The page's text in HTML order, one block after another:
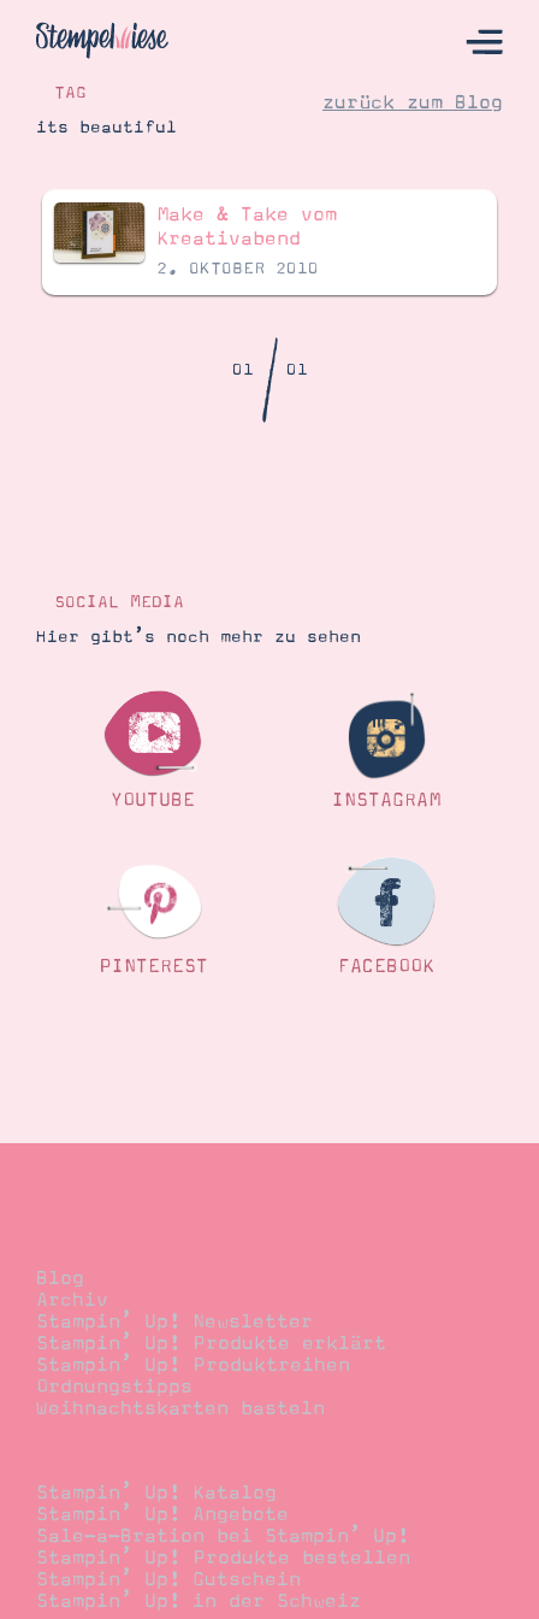
Hier Starten
Katalog
Bestellen
Gutscheine
Produkte erklärt
Über mich
Ordnungstipps
TAG
its beautiful
zurück zum Blog
Make & Take vom
Kreativabend
2. OKTOBER 2010
01/01
SOCIAL MEDIA
Hier gibt’s noch mehr zu sehen
YOUTUBE INSTAGRAM
PINTEREST FACEBOOK
Blog
Archiv
Stampin’ Up! Newsletter
Stampin’ Up! Produkte erklärt
Stampin’ Up! Produktreihen
Ordnungstipps
Weihnachtskarten basteln
Stampin’ Up! Katalog
Stampin’ Up! Angebote
Sale-a-Bration bei Stampin’ Up!
Stampin’ Up! Produkte bestellen
Stampin’ Up! Gutschein
Stampin’ Up! in der Schweiz